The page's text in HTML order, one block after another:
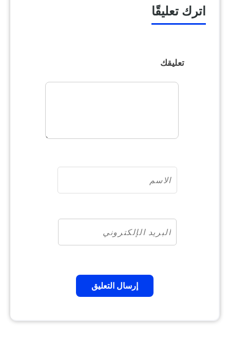
اترك تعليقًا
تعليقك